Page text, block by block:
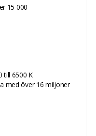
15 000
till 6500 K
med över 16 miljoner